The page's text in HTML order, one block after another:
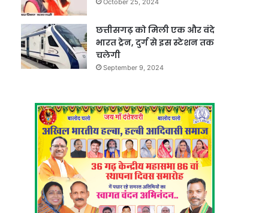
October 25, 2024
छत्तीसगढ़ को मिली एक और वंदे
भारत ट्रेन, दुर्ग से इस स्टेशन तक
चलेगी
September 9, 2024